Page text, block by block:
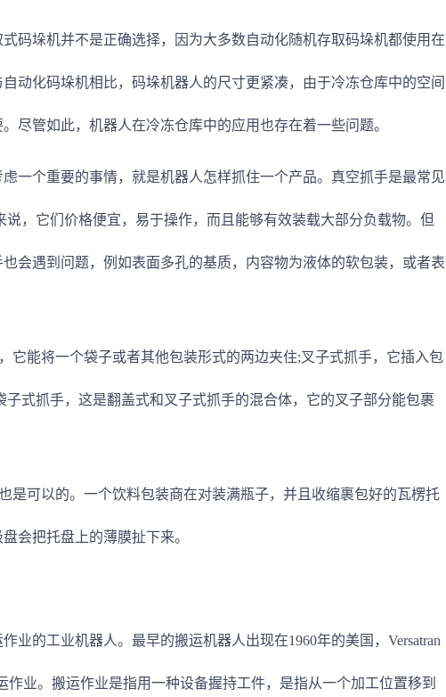
码垛机并不是正确选择，因为大多数自动化随机存取码垛机都使用在
动化码垛机相比，码垛机器人的尺寸更紧凑，由于冷冻仓库中的空间
尽管如此，机器人在冷冻仓库中的应用也存在着一些问题。
一个重要的事情，就是机器人怎样抓住一个产品。真空抓手是最常见
说，它们价格便宜，易于操作，而且能够有效装载大部分负载物。但
会遇到问题，例如表面多孔的基质，内容物为液体的软包装，或者表
它能将一个袋子或者其他包装形式的两边夹住;叉子式抓手，它插入包
式抓手，这是翻盖式和叉子式抓手的混合体，它的叉子部分能包裹
是可以的。一个饮料包装商在对装满瓶子，并且收缩裹包好的瓦楞托
会把托盘上的薄膜扯下来。
业的工业机器人。最早的搬运机器人出现在1960年的美国，Versatran
作业。搬运作业是指用一种设备握持工件，是指从一个加工位置移到